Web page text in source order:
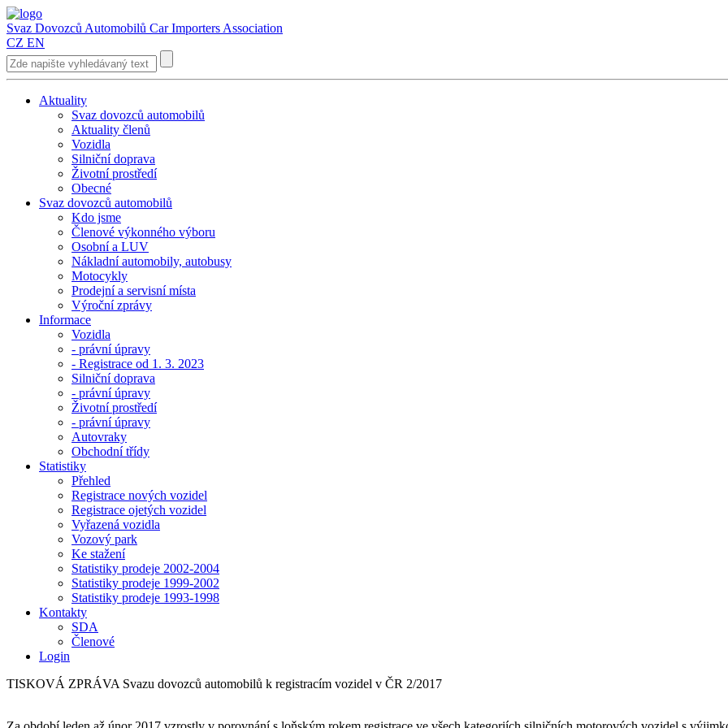
Svaz Dovozců Automobilů Car Importers Association
CZ EN
Aktuality
Svaz dovozců automobilů
Aktuality členů
Vozidla
Silniční doprava
Životní prostředí
Obecné
Svaz dovozců automobilů
Kdo jsme
Členové výkonného výboru
Osobní a LUV
Nákladní automobily, autobusy
Motocykly
Prodejní a servisní místa
Výroční zprávy
Informace
Vozidla
- právní úpravy
- Registrace od 1. 3. 2023
Silniční doprava
- právní úpravy
Životní prostředí
- právní úpravy
Autovraky
Obchodní třídy
Statistiky
Přehled
Registrace nových vozidel
Registrace ojetých vozidel
Vyřazená vozidla
Vozový park
Ke stažení
Statistiky prodeje 2002-2004
Statistiky prodeje 1999-2002
Statistiky prodeje 1993-1998
Kontakty
SDA
Členové
Login
TISKOVÁ ZPRÁVA Svazu dovozců automobilů k registracím vozidel v ČR 2/2017